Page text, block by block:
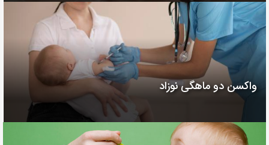
واکسن دو ماهگی نوزاد